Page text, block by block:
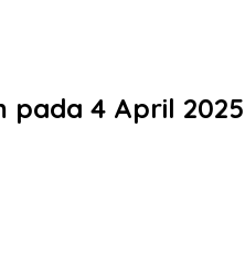
pada 4 April 2025